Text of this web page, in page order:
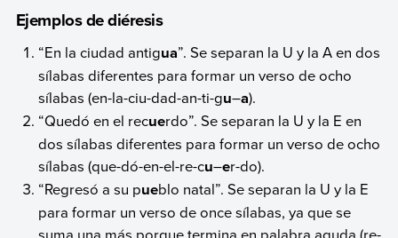
Ejemplos de diéresis
“En la ciudad antigua”. Se separan la U y la A en dos
sílabas diferentes para formar un verso de ocho
sílabas (en-la-ciu-dad-an-ti-gu–a).
“Quedó en el recuerdo”. Se separan la U y la E en
dos sílabas diferentes para formar un verso de ocho
sílabas (que-dó-en-el-re-cu–er-do).
“Regresó a su pueblo natal”. Se separan la U y la E
para formar un verso de once sílabas, ya que se